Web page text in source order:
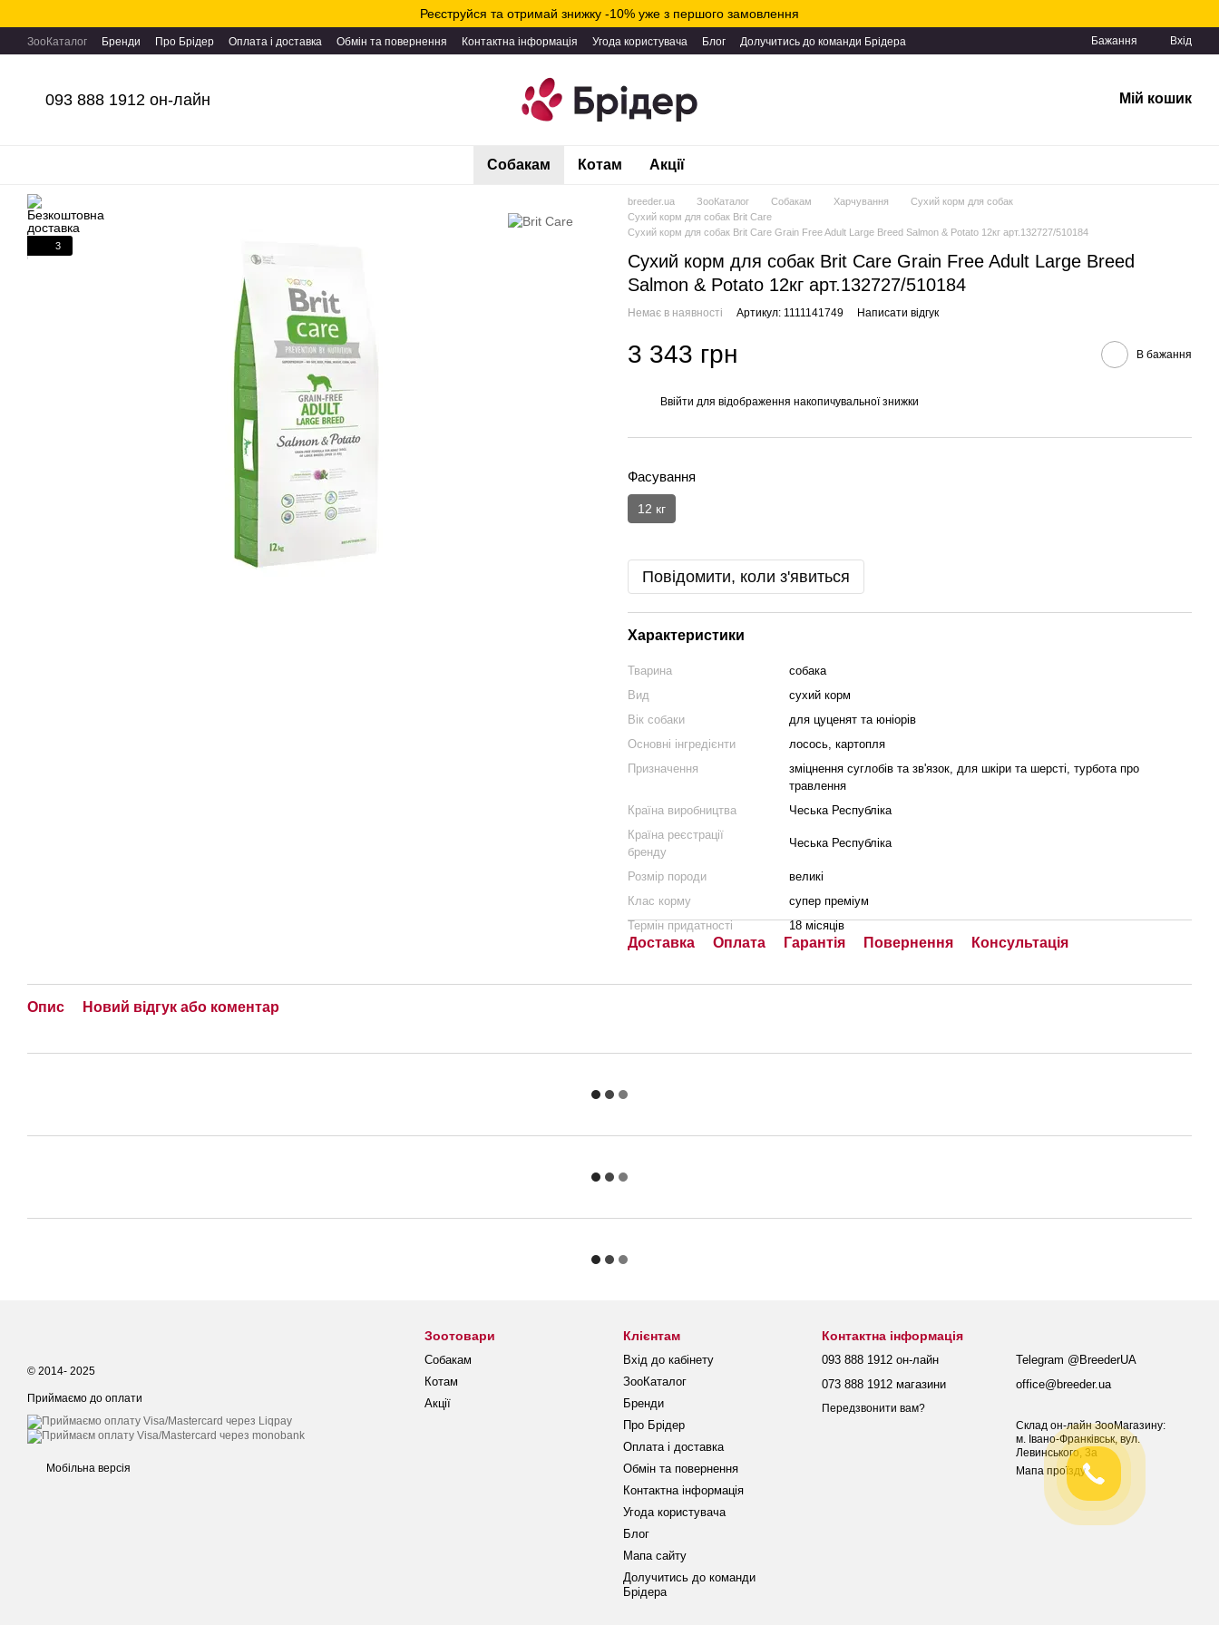
Реєструйся та отримай знижку -10% уже з першого замовлення
ЗооКаталог Бренди Про Брідер Оплата і доставка Обмін та повернення Контактна інформація Угода користувача Блог Долучитись до команди Брідера Бажання Вхід
093 888 1912 он-лайн Мій кошик
Собакам Котам Акції
3
breeder.ua ЗооКаталог Собакам Харчування
Сухий корм для собак
Сухий корм для собак Brit Care
Сухий корм для собак Brit Care Grain Free Adult Large Breed Salmon & Potato 12кг арт.132727/510184
Сухий корм для собак Brit Care Grain Free Adult Large Breed
Salmon & Potato 12кг арт.132727/510184
Немає в наявності Артикул: 1111141749 Написати відгук
3 343 грн В бажання
Ввійти для відображення накопичувальної знижки
Фасування
12 кг
Повідомити, коли з'явиться
Характеристики
Тварина
собака
Вид
сухий корм
Вік собаки
для цуценят та юніорів
Основні інгредієнти
лосось, картопля
Призначення
зміцнення суглобів та зв'язок, для шкіри та шерсті, турбота про
травлення
Країна виробництва
Чеська Республіка
Країна реєстрації
бренду
Чеська Республіка
Розмір породи
великі
Клас корму
супер преміум
Термін придатності
18 місяців
Доставка Оплата Гарантія Повернення Консультація
Опис Новий відгук або коментар
© 2014- 2025
Приймаємо до оплати
Мобільна версія
Зоотовари
Собакам
Котам
Акції
Клієнтам
Вхід до кабінету
ЗооКаталог
Бренди
Про Брідер
Оплата і доставка
Обмін та повернення
Контактна інформація
Угода користувача
Блог
Мапа сайту
Долучитись до команди
Брідера
Контактна інформація
093 888 1912 он-лайн
073 888 1912 магазини
Передзвонити вам?
Telegram @BreederUA
office@breeder.ua
Склад он-лайн ЗооМагазину:
м. Івано-Франківськ, вул.
Левинського, 3а
Мапа проїзду